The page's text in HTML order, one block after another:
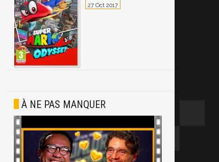
27 Oct 2017
À NE PAS MANQUER